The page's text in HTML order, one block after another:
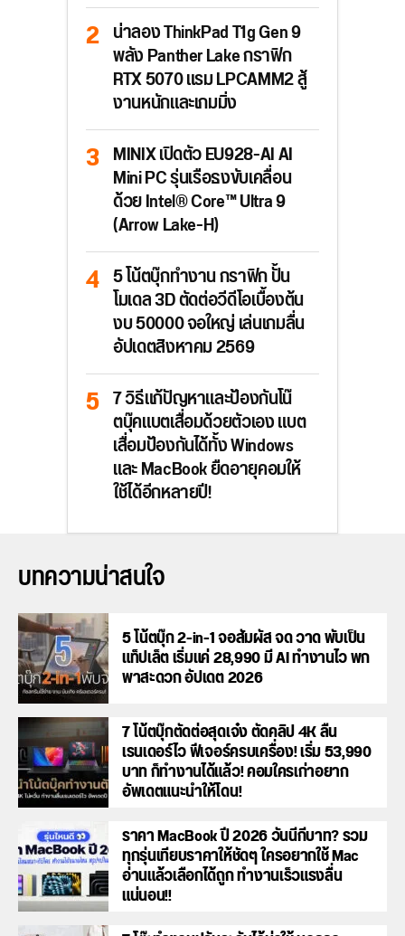
น่าลอง ThinkPad T1g Gen 9
พลัง Panther Lake กราฟิก
RTX 5070 แรม LPCAMM2 สู้
งานหนักและเกมมิ่ง
MINIX เปิดตัว EU928-AI AI
Mini PC รุ่นเรือธงขับเคลื่อน
ด้วย Intel® Core™ Ultra 9
(Arrow Lake-H)
5 โน้ตบุ๊กทำงาน กราฟิก ปั้น
โมเดล 3D ตัดต่อวีดีโอเบื้องต้น
งบ 50000 จอใหญ่ เล่นเกมลื่น
อัปเดตสิงหาคม 2569
7 วิธีแก้ปัญหาและป้องกันโน๊
ตบุ๊คแบตเสื่อมด้วยตัวเอง แบต
เสื่อมป้องกันได้ทั้ง Windows
และ MacBook ยืดอายุคอมให้
ใช้ได้อีกหลายปี!
บทความน่าสนใจ
5 โน้ตบุ๊ก 2-in-1 จอสัมผัส จด วาด พับเป็น
แท็ปเล็ต เริ่มแค่ 28,990 มี AI ทำงานไว พก
พาสะดวก อัปเดต 2026
7 โน้ตบุ๊กตัดต่อสุดเจ๋ง ตัดคลิป 4K ลื่น
เรนเดอร์ไว ฟีเจอร์ครบเครื่อง! เริ่ม 53,990
บาท ก็ทำงานได้แล้ว! คอมใครเก่าอยาก
อัพเดตแนะนำให้โดน!
ราคา MacBook ปี 2026 วันนี้กี่บาท? รวม
ทุกรุ่นเทียบราคาให้ชัดๆ ใครอยากใช้ Mac
อ่านแล้วเลือกได้ถูก ทำงานเร็วแรงลื่น
แน่นอน!!